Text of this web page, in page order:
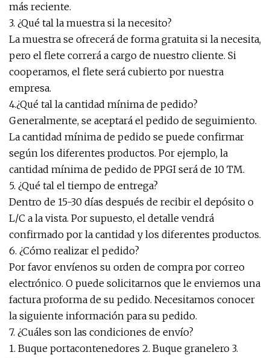
más reciente.
3. ¿Qué tal la muestra si la necesito?
La muestra se ofrecerá de forma gratuita si la necesita,
pero el flete correrá a cargo de nuestro cliente. Si
cooperamos, el flete será cubierto por nuestra
empresa.
4.¿Qué tal la cantidad mínima de pedido?
Generalmente, se aceptará el pedido de seguimiento.
La cantidad mínima de pedido se puede confirmar
según los diferentes productos. Por ejemplo, la
cantidad mínima de pedido de PPGI será de 10 TM.
5. ¿Qué tal el tiempo de entrega?
Dentro de 15-30 días después de recibir el depósito o
L/C a la vista. Por supuesto, el detalle vendrá
confirmado por la cantidad y los diferentes productos.
6. ¿Cómo realizar el pedido?
Por favor envíenos su orden de compra por correo
electrónico. O puede solicitarnos que le enviemos una
factura proforma de su pedido. Necesitamos conocer
la siguiente información para su pedido.
7. ¿Cuáles son las condiciones de envío?
1. Buque portacontenedores 2. Buque granelero 3.